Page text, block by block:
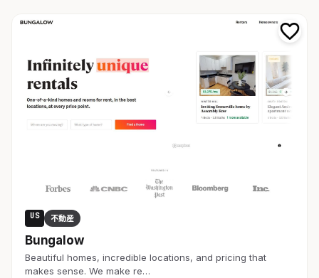
US 不動産
Bungalow
Beautiful homes, incredible locations, and pricing that
makes sense. We make re…